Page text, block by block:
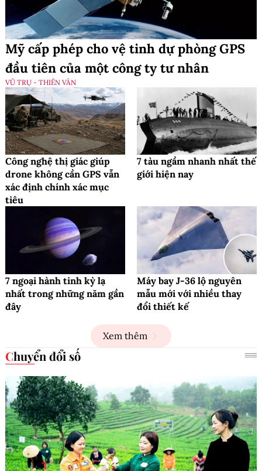
Mỹ cấp phép cho vệ tinh dự phòng GPS
đầu tiên của một công ty tư nhân
VŨ TRỤ - THIÊN VĂN
Công nghệ thị giác giúp
drone không cần GPS vẫn
xác định chính xác mục
tiêu
7 tàu ngầm nhanh nhất thế
giới hiện nay
7 ngoại hành tinh kỳ lạ
nhất trong những năm gần
đây
Máy bay J-36 lộ nguyên
mẫu mới với nhiều thay
đổi thiết kế
Xem thêm
Chuyển đổi số